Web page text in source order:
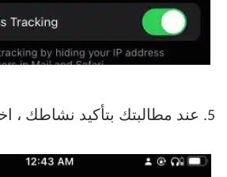
5. عند مطالبتك بتأكيد نشاطك ، اختر